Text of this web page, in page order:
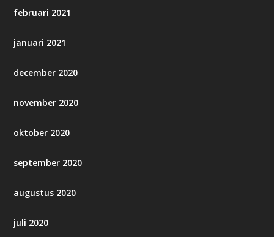
februari 2021
januari 2021
december 2020
november 2020
oktober 2020
september 2020
augustus 2020
juli 2020